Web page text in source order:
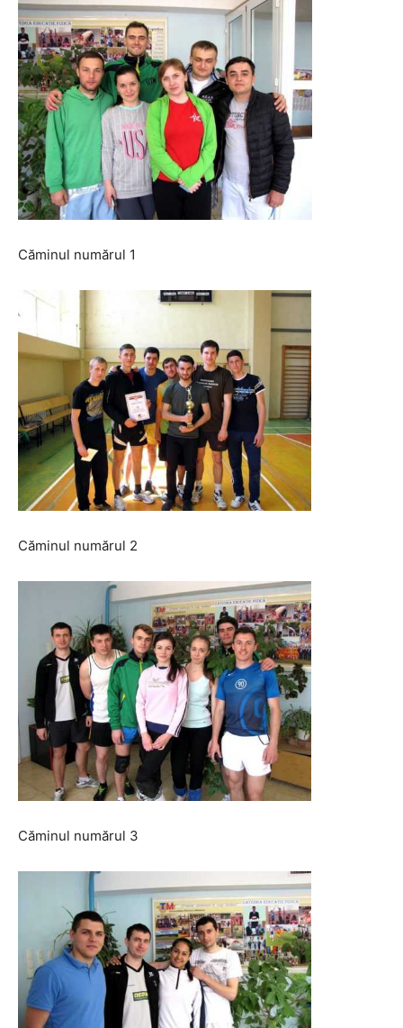
Căminul numărul 1
Căminul numărul 2
Căminul numărul 3